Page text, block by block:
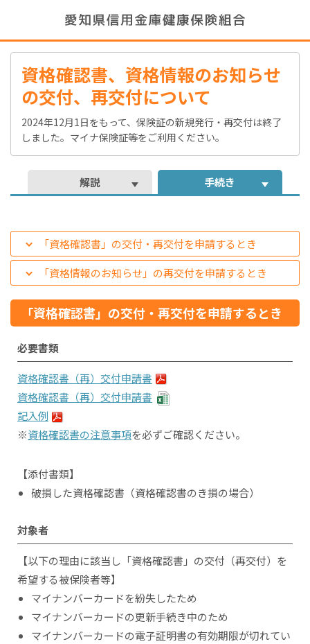
資格確認書、資格情報のお知らせ
の交付、再交付について
2024年12月1日をもって、保険証の新規発行・再交付は終了
しました。マイナ保険証等をご利用ください。
解説 手続き
「資格確認書」の交付・再交付を申請するとき
「資格情報のお知らせ」の再交付を申請するとき
「資格確認書」の交付・再交付を申請するとき
必要書類
資格確認書（再）交付申請書
資格確認書（再）交付申請書
記入例
※資格確認書の注意事項を必ずご確認ください。
【添付書類】
破損した資格確認書（資格確認書のき損の場合）
対象者
【以下の理由に該当し「資格確認書」の交付（再交付）を
希望する被保険者等】
マイナンバーカードを紛失したため
マイナンバーカードの更新手続き中のため
マイナンバーカードの電子証明書の有効期限が切れてい